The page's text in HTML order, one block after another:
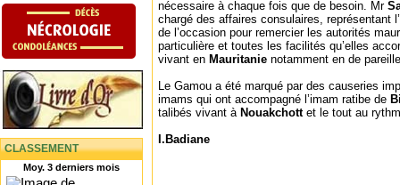
CLASSEMENT
Moy. 3 derniers mois
nécessaire à chaque fois que de besoin. Mr
chargé des affaires consulaires, représentant
de l’occasion pour remercier les autorités
particulière et toutes les facilités qu’elles
vivant en Mauritanie notamment en de
Le Gamou a été marqué par des causeries
imams qui ont accompagné l’imam ratibe de
talibés vivant à Nouakchott et le tout au
I.Badiane